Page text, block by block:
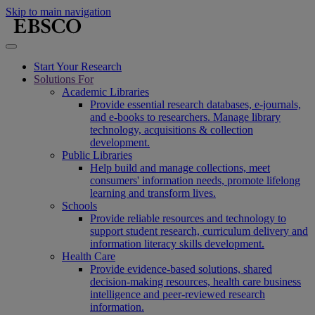
Skip to main navigation
Start Your Research
Solutions For
Academic Libraries
Provide essential research databases, e-journals,
and e-books to researchers. Manage library
technology, acquisitions & collection
development.
Public Libraries
Help build and manage collections, meet
consumers' information needs, promote lifelong
learning and transform lives.
Schools
Provide reliable resources and technology to
support student research, curriculum delivery and
information literacy skills development.
Health Care
Provide evidence-based solutions, shared
decision-making resources, health care business
intelligence and peer-reviewed research
information.